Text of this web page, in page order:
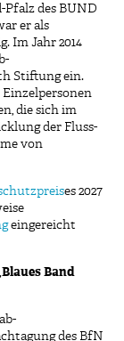
Pfalz des BUND
er als
Im Jahr 2014
Stiftung ein.
die sich im
der Fluss-
von
es 2027
eingereicht
Band
des BfN